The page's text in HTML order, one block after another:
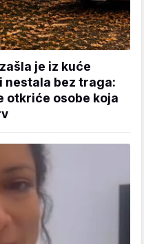
je iz kuće
nestala bez traga:
otkriće osobe koja